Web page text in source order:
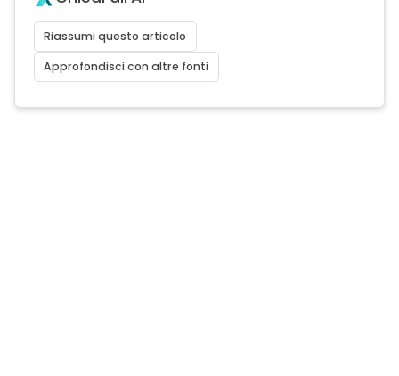
Riassumi questo articolo
Approfondisci con altre fonti